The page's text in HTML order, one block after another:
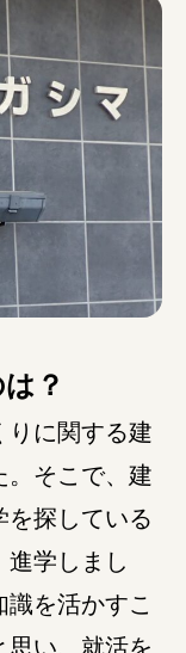
？
に関する建
。そこで、建
を探している
進学しまし
を活かすこ
思い、就活を